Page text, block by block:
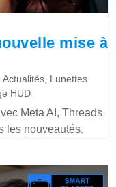
mise à
Actualités, Lunettes
HUD
Meta AI, Threads
les nouveautés.